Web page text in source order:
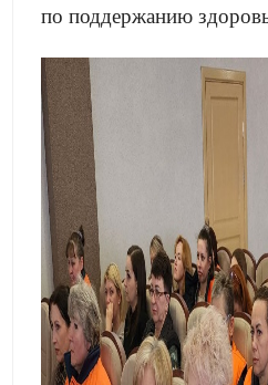
по поддержанию